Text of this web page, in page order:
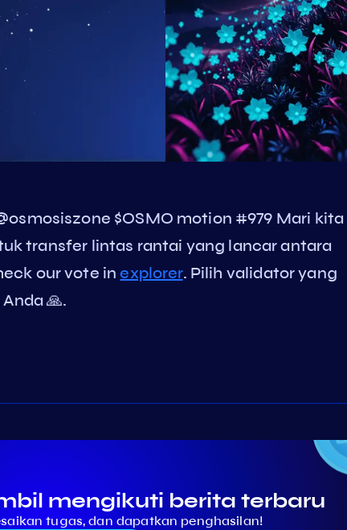
$OSMO motion #979 Mari kita
transfer lintas rantai yang lancar antara
our vote inexplorer. Pilih validator yang
🙏.
mengikuti berita terbaru
tugas, dan dapatkan penghasilan!